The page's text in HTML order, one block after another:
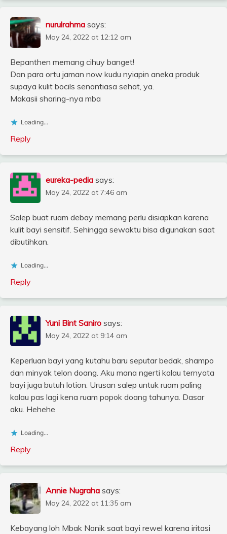
nurulrahma says:
May 24, 2022 at 12:12 am
Bepanthen memang cihuy banget!
Dan para ortu jaman now kudu nyiapin aneka produk
supaya kulit bocils senantiasa sehat, ya.
Makasii sharing-nya mba
Loading...
Reply
eureka-pedia says:
May 24, 2022 at 7:46 am
Salep buat ruam debay memang perlu disiapkan karena
kulit bayi sensitif. Sehingga sewaktu bisa digunakan saat
dibutihkan.
Loading...
Reply
Yuni Bint Saniro says:
May 24, 2022 at 9:14 am
Keperluan bayi yang kutahu baru seputar bedak, shampo
dan minyak telon doang. Aku mana ngerti kalau ternyata
bayi juga butuh lotion. Urusan salep untuk ruam paling
kalau pas lagi kena ruam popok doang tahunya. Dasar
aku. Hehehe
Loading...
Reply
Annie Nugraha says:
May 24, 2022 at 11:35 am
Kebayang loh Mbak Nanik saat bayi rewel karena iritasi